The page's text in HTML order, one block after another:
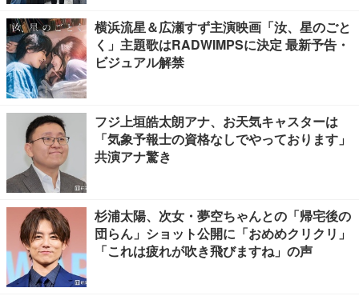
横浜流星＆広瀬すず主演映画「汝、星のごと
く」主題歌はRADWIMPSに決定 最新予告・
ビジュアル解禁
フジ上垣皓太朗アナ、お天気キャスターは
「気象予報士の資格なしでやっております」
共演アナ驚き
杉浦太陽、次女・夢空ちゃんとの「帰宅後の
団らん」ショット公開に「おめめクリクリ」
「これは疲れが吹き飛びますね」の声